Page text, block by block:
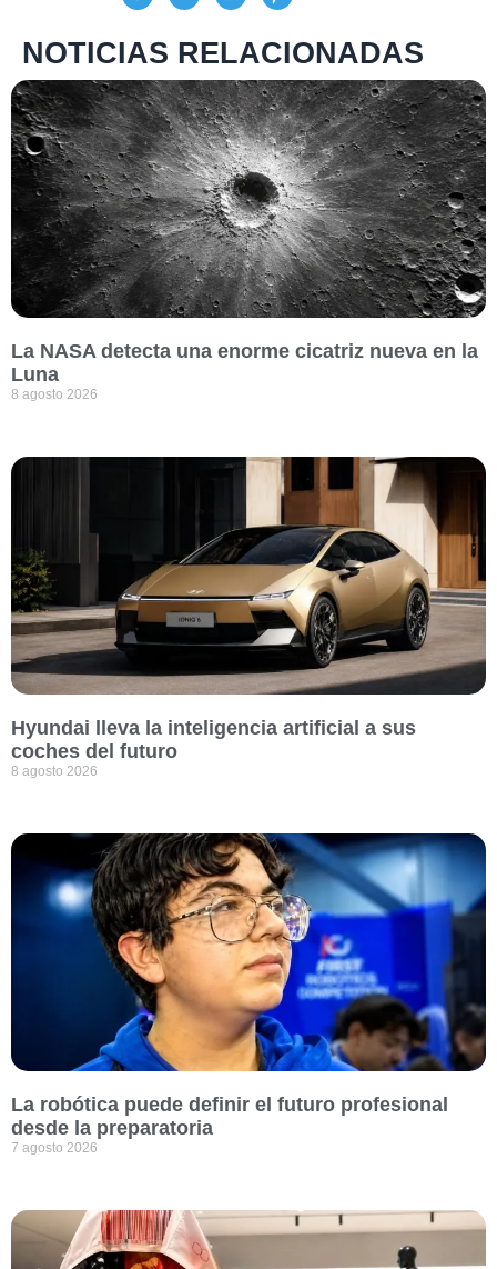
NOTICIAS RELACIONADAS
La NASA detecta una enorme cicatriz nueva en la
Luna
8 agosto 2026
Hyundai lleva la inteligencia artificial a sus
coches del futuro
8 agosto 2026
La robótica puede definir el futuro profesional
desde la preparatoria
7 agosto 2026